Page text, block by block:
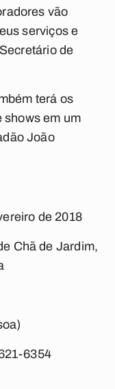
vão
serviços e
de
terá os
shows em um
João
de 2018
Chã de Jardim,
6354